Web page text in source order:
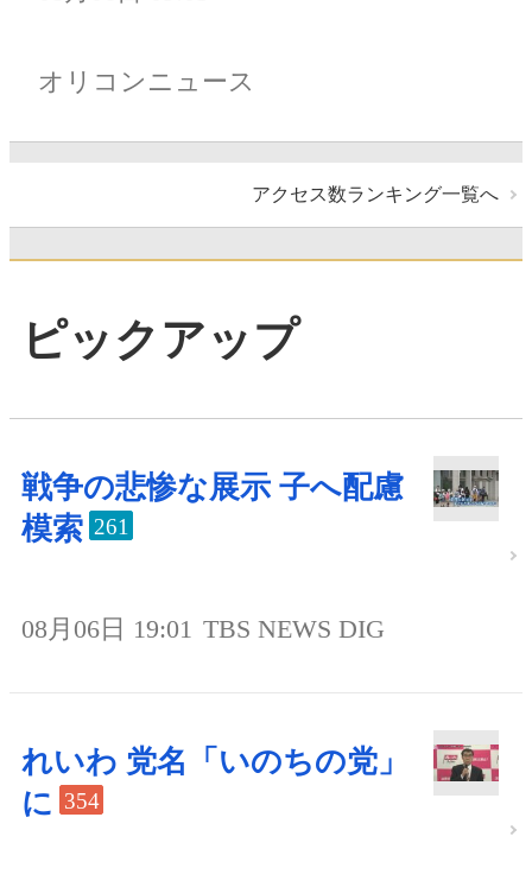
オリコンニュース
アクセス数ランキング一覧へ
ピックアップ
戦争の悲惨な展示 子へ配慮
模索 261
08月06日 19:01 TBS NEWS DIG
れいわ 党名「いのちの党」
に 354